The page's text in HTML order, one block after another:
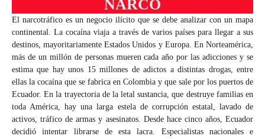
NARCO
El narcotráfico es un negocio ilícito que se debe analizar con un mapa
continental. La cocaína viaja a través de varios países para llegar a sus
destinos, mayoritariamente Estados Unidos y Europa. En Norteamérica,
más de un millón de personas mueren cada año por las adicciones y se
estima que hay unos 15 millones de adictos a distintas drogas, entre
ellas la cocaína que se fabrica en Colombia y que sale por los puertos de
Ecuador. En la trayectoria de la letal sustancia, que destruye familias en
toda América, hay una larga estela de corrupción estatal, lavado de
activos, tráfico de armas y asesinatos. Desde hace cinco años, Ecuador
decidió intentar librarse de esta lacra. Especialistas nacionales e